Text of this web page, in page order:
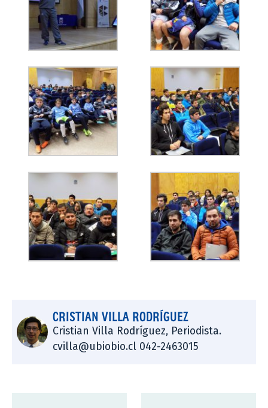
CRISTIAN VILLA RODRÍGUEZ
Cristian Villa Rodríguez, Periodista.
cvilla@ubiobio.cl 042-2463015